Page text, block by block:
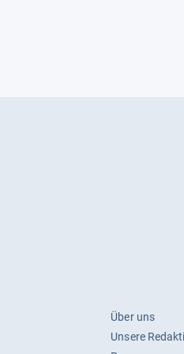
Über uns
Unsere